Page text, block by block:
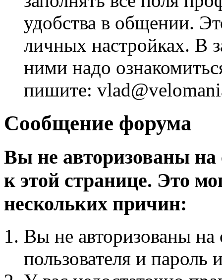
удобства в общении.
личных настройках. В
ними надо
пишите:
Сообщение форума
Вы не авторизованы на
к этой странице. Это
нескольких причин:
Вы не авторизованы на
пользователя и пароль